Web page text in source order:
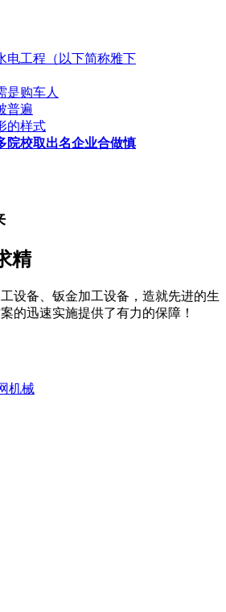
电工程（以下简称雅下
是购车人
普遍
的样式
院校取出名企业合做慎
精
设备、钣金加工设备，造就先进的生
的迅速实施提供了有力的保障！